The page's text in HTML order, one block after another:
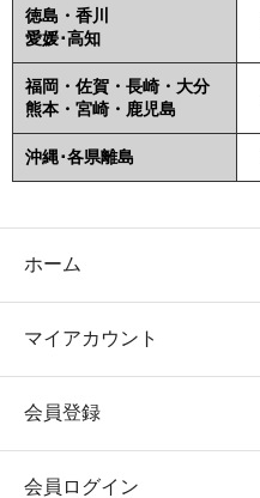
徳島・香川
愛媛･高知
福岡・佐賀・長崎・大分
熊本・宮崎・鹿児島
沖縄･各県離島
ホーム
マイアカウント
会員登録
会員ログイン